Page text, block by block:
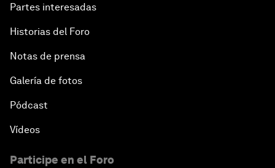
Partes interesadas
Historias del Foro
Notas de prensa
Galería de fotos
Pódcast
Vídeos
Participe en el Foro